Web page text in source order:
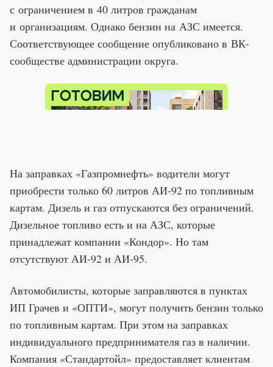
с ограничением в 40 литров гражданам
и организациям. Однако бензин на АЗС имеется.
Соответствующее сообщение опубликовано в ВК-
сообществе администрации округа.
На заправках «Газпромнефть» водители могут
приобрести только 60 литров АИ-92 по топливным
картам. Дизель и газ отпускаются без ограничений.
Дизельное топливо есть и на АЗС, которые
принадлежат компании «Кондор». Но там
отсутствуют АИ-92 и АИ-95.
Автомобилисты, которые заправляются в пунктах
ИП Грачев и «ОПТИ», могут получить бензин только
по топливным картам. При этом на заправках
индивидуального предпринимателя газ в наличии.
Компания «Стандартойл» предоставляет клиентам